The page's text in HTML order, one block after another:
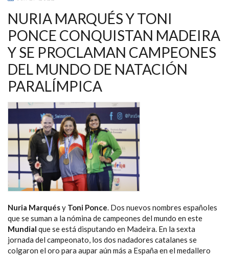
EN
CATEGORÍA
KL3
NURIA MARQUÉS Y TONI
PONCE CONQUISTAN MADEIRA
Y SE PROCLAMAN CAMPEONES
DEL MUNDO DE NATACIÓN
PARALÍMPICA
Nuria Marquésy Toni Ponce. Dos nuevos nombres españoles
que se suman a la nómina de campeones del mundo en este
Mundial que se está disputando en Madeira. En la sexta
jornada del campeonato, los dos nadadores catalanes se
colgaron el oro para aupar aún más a España en el medallero